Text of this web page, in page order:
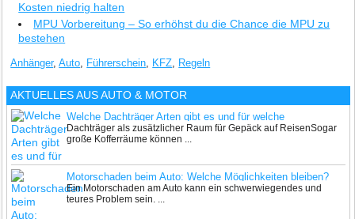
Kosten niedrig halten
MPU Vorbereitung – So erhöhst du die Chance die MPU zu
bestehen
Anhänger,Auto, Führerschein, KFZ, Regeln
AKTUELLES AUSAUTO & MOTOR
Welche Dachträger Arten gibt es und für welche
Einsatzzwecke sind die geeignet
Dachträger als zusätzlicher Raum für Gepäck auf ReisenSogar
große Kofferräume können ...
Motorschaden beim Auto: Welche Möglichkeiten bleiben?
Ein Motorschaden am Auto kann ein schwerwiegendes und
teures Problem sein. ...